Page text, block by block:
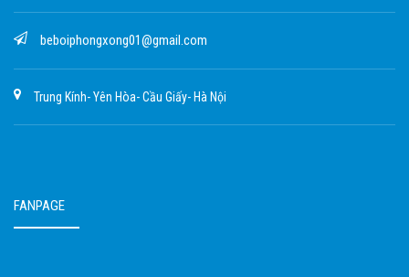
beboiphongxong01@gmail.com
Trung Kính- Yên Hòa- Cầu Giấy- Hà Nội
FANPAGE